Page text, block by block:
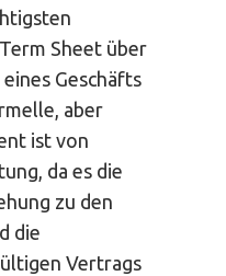
Sheet über
Geschäfts
aber
ist von
da es die
zu den
die
Vertrags